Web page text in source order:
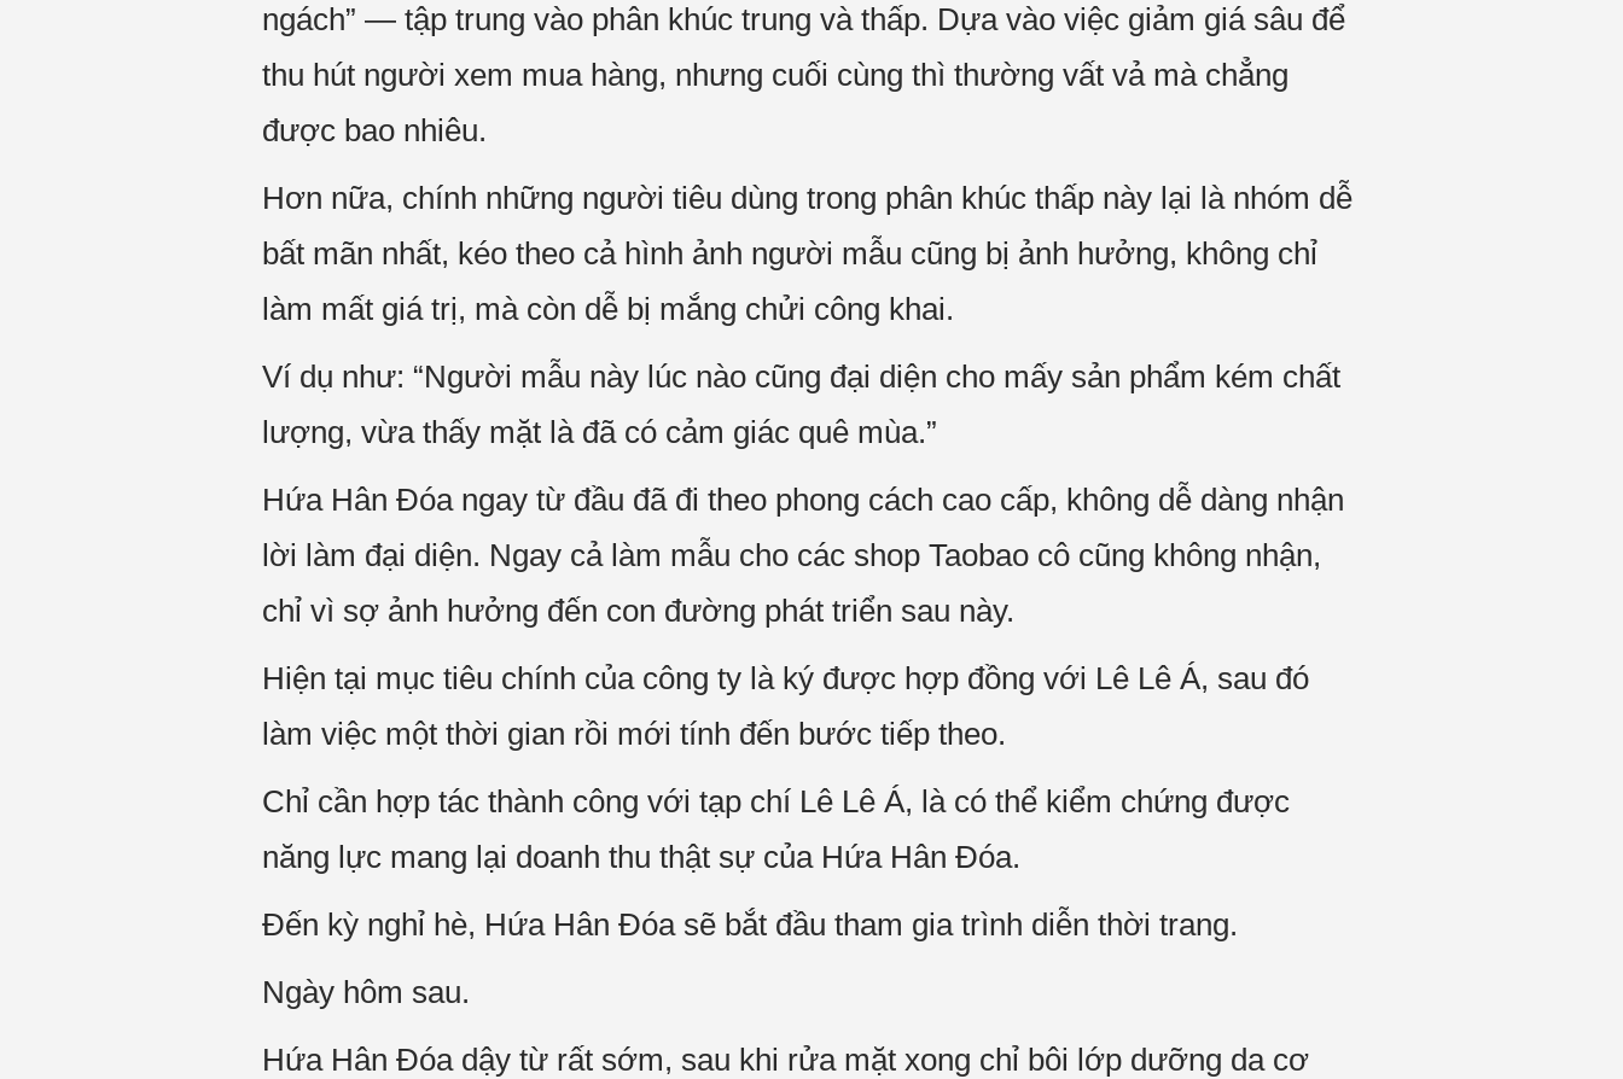
ngách” — tập trung vào phân khúc trung và thấp. Dựa vào việc giảm giá sâu để
thu hút người xem mua hàng, nhưng cuối cùng thì thường vất vả mà chẳng
được bao nhiêu.
Hơn nữa, chính những người tiêu dùng trong phân khúc thấp này lại là nhóm dễ
bất mãn nhất, kéo theo cả hình ảnh người mẫu cũng bị ảnh hưởng, không chỉ
làm mất giá trị, mà còn dễ bị mắng chửi công khai.
Ví dụ như: “Người mẫu này lúc nào cũng đại diện cho mấy sản phẩm kém chất
lượng, vừa thấy mặt là đã có cảm giác quê mùa.”
Hứa Hân Đóa ngay từ đầu đã đi theo phong cách cao cấp, không dễ dàng nhận
lời làm đại diện. Ngay cả làm mẫu cho các shop Taobao cô cũng không nhận,
chỉ vì sợ ảnh hưởng đến con đường phát triển sau này.
Hiện tại mục tiêu chính của công ty là ký được hợp đồng với Lê Lê Á, sau đó
làm việc một thời gian rồi mới tính đến bước tiếp theo.
Chỉ cần hợp tác thành công với tạp chí Lê Lê Á, là có thể kiểm chứng được
năng lực mang lại doanh thu thật sự của Hứa Hân Đóa.
Đến kỳ nghỉ hè, Hứa Hân Đóa sẽ bắt đầu tham gia trình diễn thời trang.
Ngày hôm sau.
Hứa Hân Đóa dậy từ rất sớm, sau khi rửa mặt xong chỉ bôi lớp dưỡng da cơ